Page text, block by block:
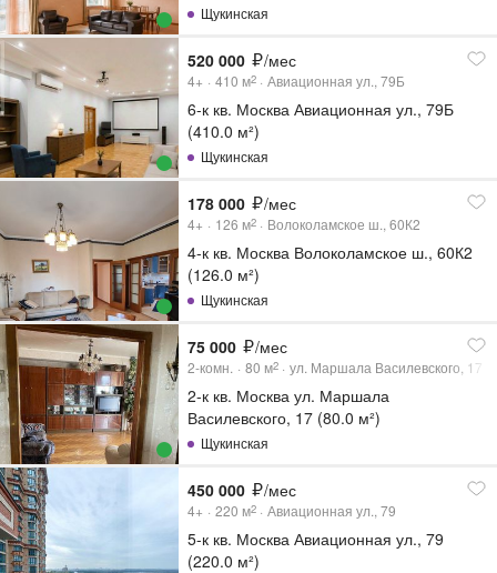
Щукинская
520 000 /мес
4+ 410 м2 Авиационная ул., 79Б
6-к кв. Москва Авиационная ул., 79Б
(410.0 м²)
Щукинская
178 000 /мес
4+ 126 м2 Волоколамское ш., 60К2
4-к кв. Москва Волоколамское ш., 60К2
(126.0 м²)
Щукинская
75 000 /мес
2-комн. 80 м2 ул. Маршала Василевского, 17
2-к кв. Москва ул. Маршала
Василевского, 17 (80.0 м²)
Щукинская
450 000 /мес
4+ 220 м2 Авиационная ул., 79
5-к кв. Москва Авиационная ул., 79
(220.0 м²)